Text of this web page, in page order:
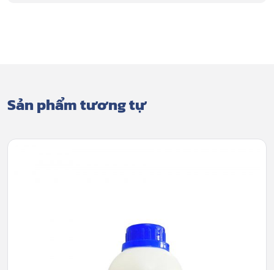
Sản phẩm tương tự